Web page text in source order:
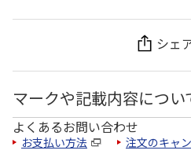
シェ
マークや記載内容につい
よくあるお問い合わせ
お支払い方法 注文のキャ